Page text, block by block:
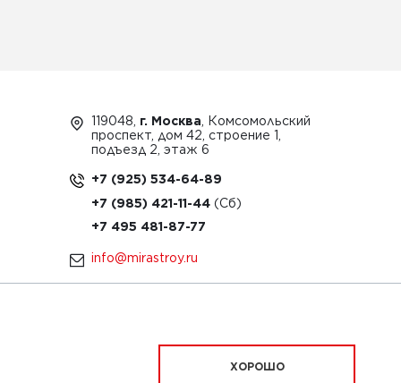
119048, г. Москва , Комсомольский
проспект, дом 42, строение 1,
подъезд 2, этаж 6
+7 (925) 534-64-89
+7 (985) 421-11-44
+7 495 481-87-77
info@mirastroy.ru
ХОРОШО